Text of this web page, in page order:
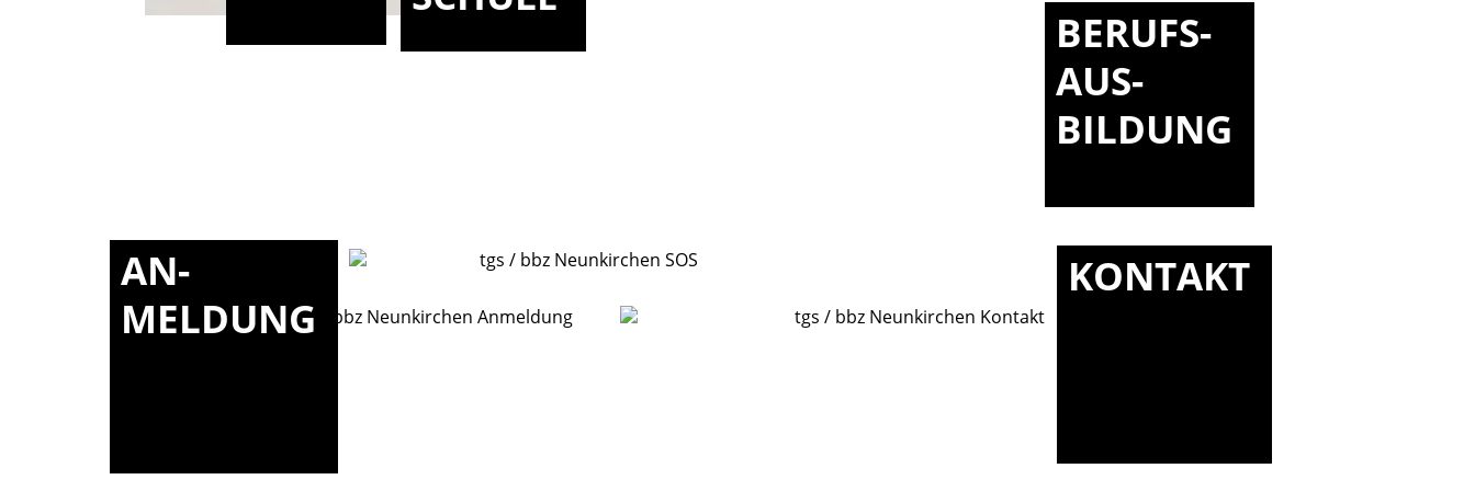
BERUFS-
AUS-
BILDUNG
AN-
MELDUNG
KONTAKT